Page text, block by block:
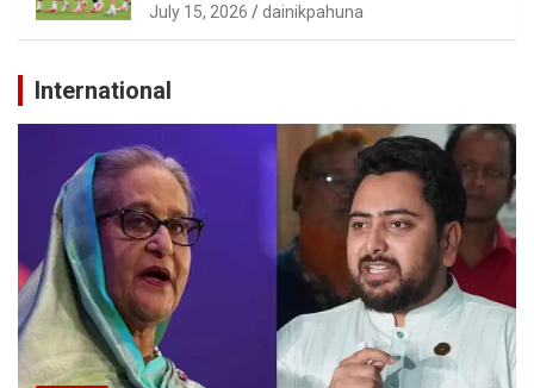
July 15, 2026 dainikpahuna
International